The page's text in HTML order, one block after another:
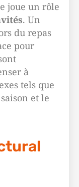
joue un rôle
. Un
du repas
pour
à
tels que
et le